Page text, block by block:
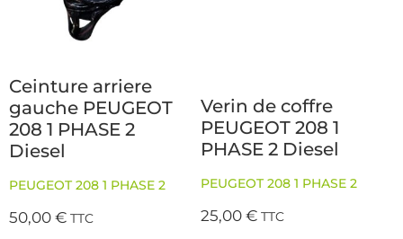
Ceinture arriere
gauche PEUGEOT
208 1 PHASE 2
Diesel
PEUGEOT 208 1 PHASE 2
50,00€ TTC
Verin de coffre
PEUGEOT 208 1
PHASE 2 Diesel
PEUGEOT 208 1 PHASE 2
25,00€ TTC